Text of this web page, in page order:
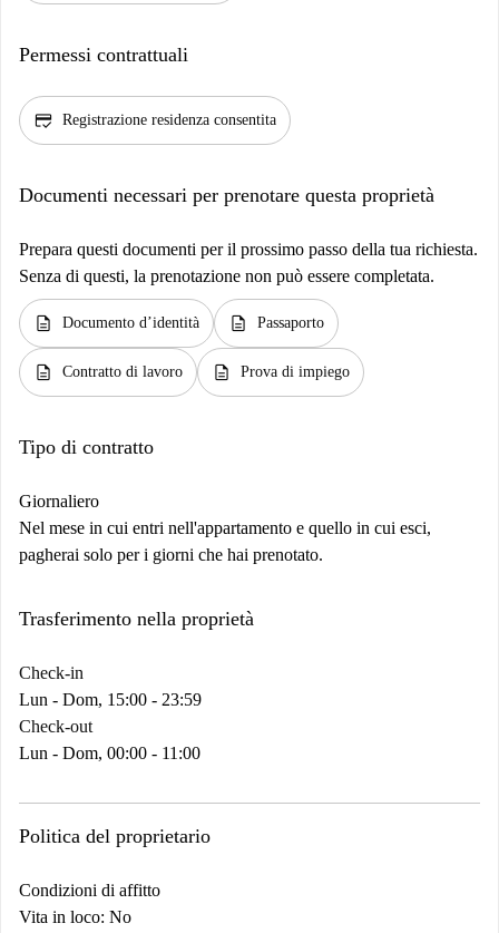
Permessi contrattuali
credit_score Registrazione residenza consentita
Documenti necessari per prenotare questa proprietà
Prepara questi documenti per il prossimo passo della tua richiesta.
Senza di questi, la prenotazione non può essere completata.
description Documento d’identità description Passaporto
description Contratto di lavoro description Prova di impiego
Tipo di contratto
Giornaliero
Nel mese in cui entri nell'appartamento e quello in cui esci,
pagherai solo per i giorni che hai prenotato.
Trasferimento nella proprietà
Check-in
Lun - Dom, 15:00 - 23:59
Check-out
Lun - Dom, 00:00 - 11:00
Politica del proprietario
Condizioni di affitto
Vita in loco: No